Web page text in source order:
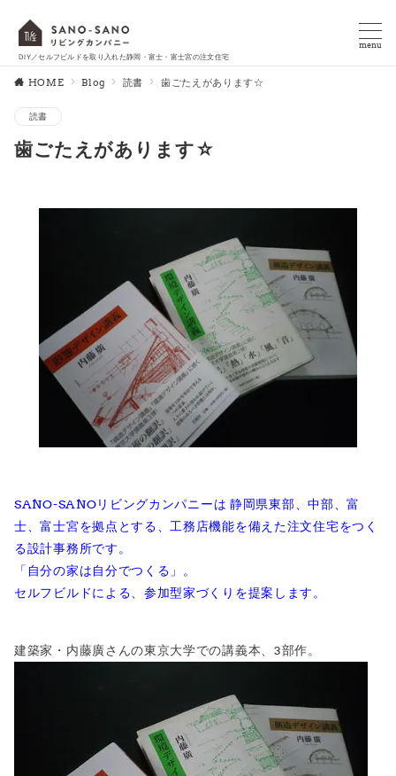
menu
DIY／セルフビルドを取り入れた静岡・富士・富士宮の注文住宅
HOME Blog 読書 歯ごたえがあります☆
読書
歯ごたえがあります☆
SANO-SANOリビングカンパニーは 静岡県東部、中部、富
士、富士宮を拠点とする、工務店機能を備えた注文住宅をつく
る設計事務所です。
「自分の家は自分でつくる」。
セルフビルドによる、参加型家づくりを提案します。
建築家・内藤廣さんの東京大学での講義本、3部作。